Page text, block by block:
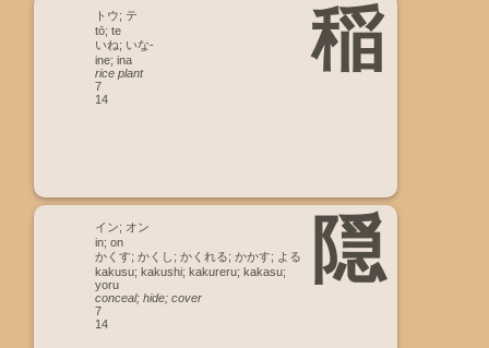
稲
トウ; テ
tō; te
いね; いな-
ine; ina
rice plant
7
14
隠
イン; オン
in; on
かくす; かくし; かくれる; かかす; よる
kakusu; kakushi; kakureru; kakasu;
yoru
conceal; hide; cover
7
14